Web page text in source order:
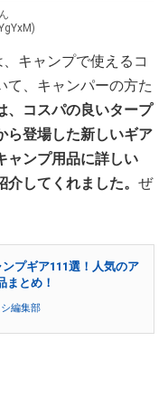
キャンプで使えるコ
て、キャンパーの方た
、コスパの良いタープ
ら登場した新しいギア
ャンプ用品に詳しい
してくれました。 ぜ
ンプギア111選！人気のア
まとめ！
編集部